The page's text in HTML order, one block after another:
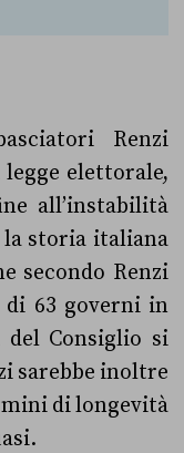
Renzi
elettorale,
all’instabilità
storia italiana
secondo Renzi
di 63 governi in
Consiglio si
sarebbe inoltre
di longevità